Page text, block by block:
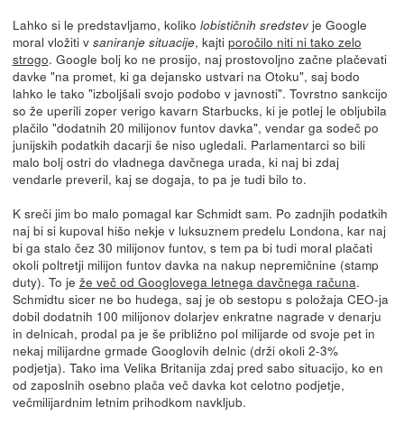
Lahko si le predstavljamo, koliko lobističnih sredstevje Google
moral vložiti v saniranje situacije, kajti poročilo niti ni tako zelo
strogo. Google bolj ko ne prosijo, naj prostovoljno začne plačevati
davke "na promet, ki ga dejansko ustvari na Otoku", saj bodo
lahko le tako "izboljšali svojo podobo v javnosti". Tovrstno sankcijo
so že uperili zoper verigo kavarn Starbucks, ki je potlej le obljubila
plačilo "dodatnih 20 milijonov funtov davka", vendar ga sodeč po
junijskih podatkih dacarji še niso ugledali. Parlamentarci so bili
malo bolj ostri do vladnega davčnega urada, ki naj bi zdaj
vendarle preveril, kaj se dogaja, to pa je tudi bilo to.
K sreči jim bo malo pomagal kar Schmidt sam. Po zadnjih podatkih
naj bi si kupoval hišo nekje v luksuznem predelu Londona, kar naj
bi ga stalo čez 30 milijonov funtov, s tem pa bi tudi moral plačati
okoli poltretji milijon funtov davka na nakup nepremičnine (stamp
duty). To je že več od Googlovega letnega davčnega računa.
Schmidtu sicer ne bo hudega, saj je ob sestopu s položaja CEO-ja
dobil dodatnih 100 milijonov dolarjev enkratne nagrade v denarju
in delnicah, prodal pa je še približno pol milijarde od svoje pet in
nekaj milijardne grmade Googlovih delnic (drži okoli 2-3%
podjetja). Tako ima Velika Britanija zdaj pred sabo situacijo, ko en
od zaposlnih osebno plača več davka kot celotno podjetje,
večmilijardnim letnim prihodkom navkljub.